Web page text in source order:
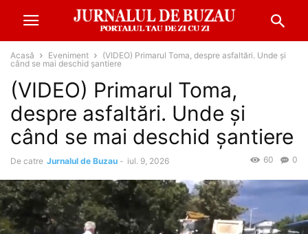
Acasă Eveniment
(VIDEO) Primarul Toma, despre asfaltări. Unde și
când se mai deschid șantiere
(VIDEO) Primarul Toma,
despre asfaltări. Unde și
când se mai deschid șantiere
De catre Jurnalul de Buzau - iul. 9, 2026 0
60